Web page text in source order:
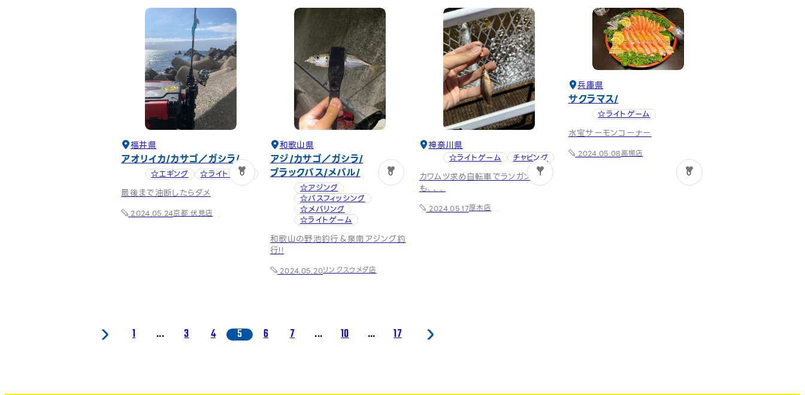
福井県
アオリイカ カサゴ／ガシラ
☆エギング ☆ライトゲーム
最後まで油断したらダメ
2024.05.24京都 伏見店
0
和歌山県
アジ カサゴ／ガシラ
ブラックバス メバル
☆アジング
☆バスフィッシング
☆メバリング
☆ライトゲーム
和歌山の野池釣行＆泉南アジング釣
行!!
2024.05.20リンクスウメダ店
0
神奈川県
☆ライトゲーム チャビング
カワムツ求め自転車でランガンする
も、、、
2024.05.17厚木店
1
兵庫県
サクラマス
☆ライトゲーム
水宝サーモンコーナー
2024.05.08高槻店
0
1 ... 3 4 5 6 7 ... 10 ... 17